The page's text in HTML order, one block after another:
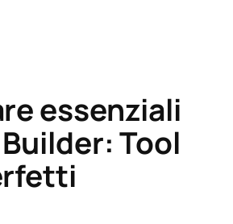
essenziali
Tool